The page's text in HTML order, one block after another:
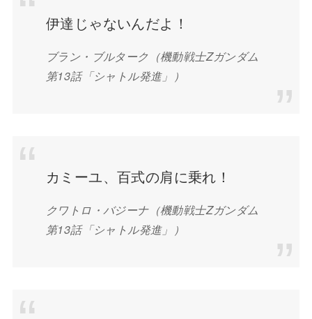
伊達じゃないんだよ！
ブラン・ブルターク （機動戦士Zガンダム
第13話「シャトル発進」）
カミーユ、百式の肩に乗れ！
クワトロ・バジーナ（機動戦士Zガンダム
第13話「シャトル発進」）